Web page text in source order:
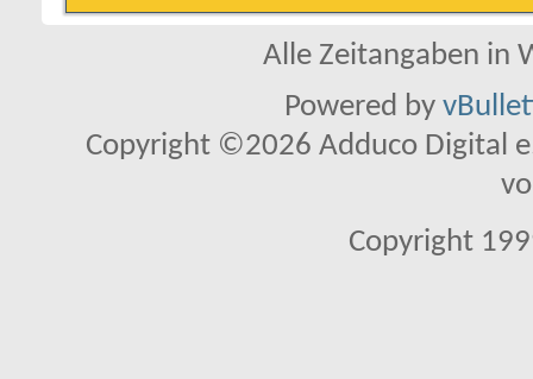
Alle Zeitangaben in
Powered by
Copyright ©2026 Adduco Digital
Copyright